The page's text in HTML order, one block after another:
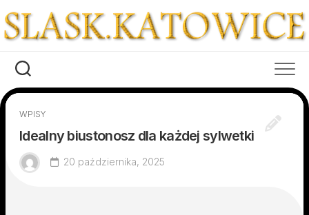
to
content
WPISY
Idealny biustonosz dla każdej sylwetki
20 października, 2025